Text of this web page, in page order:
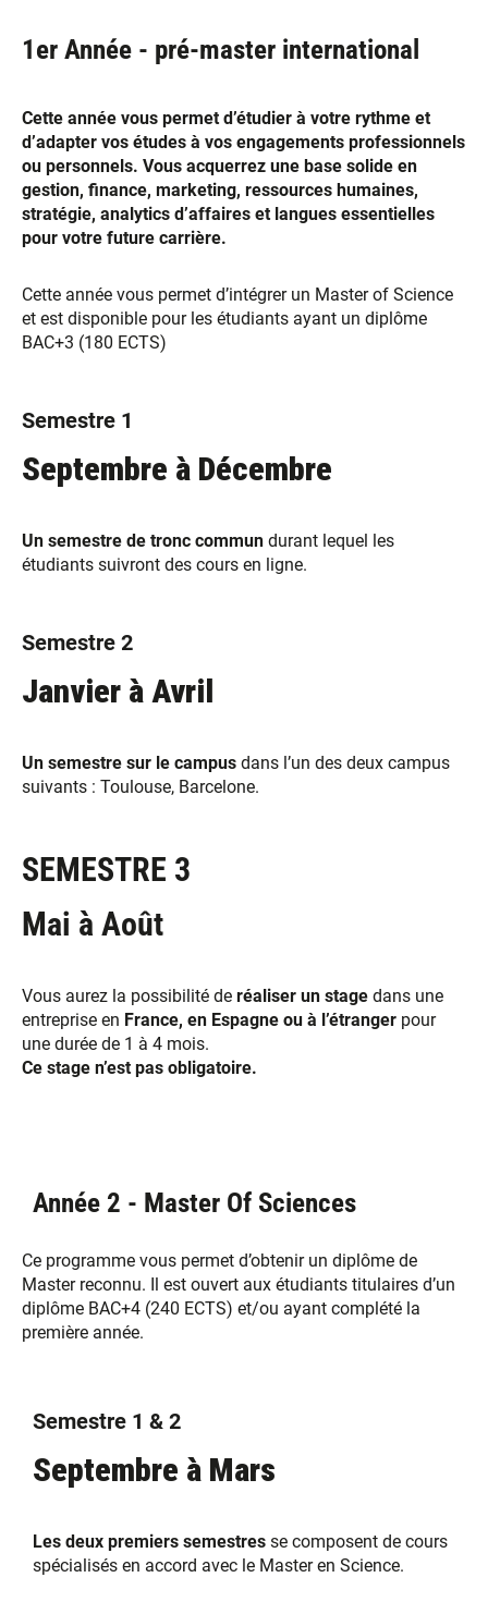
1er Année - pré-master international
Cette année vous permet d’étudier à votre rythme et
d’adapter vos études à vos engagements professionnels
ou personnels. Vous acquerrez une base solide en
gestion, finance, marketing, ressources humaines,
stratégie, analytics d’affaires et langues essentielles
pour votre future carrière.
Cette année vous permet d’intégrer un Master of Science
et est disponible pour les étudiants ayant un diplôme
BAC+3 (180 ECTS)
Semestre 1
Septembre à Décembre
Un semestre de tronc commun durant lequel les
étudiants suivront des cours en ligne.
Semestre 2
Janvier à Avril
Un semestre sur le campus dans l’un des deux campus
suivants : Toulouse, Barcelone.
SEMESTRE 3
Mai à Août
Vous aurez la possibilité de réaliser un stage dans une
entreprise en France, en Espagne ou à l’étranger pour
une durée de 1 à 4 mois.
Ce stage n’est pas obligatoire.
Année 2 - Master Of Sciences
Ce programme vous permet d’obtenir un diplôme de
Master reconnu. Il est ouvert aux étudiants titulaires d’un
diplôme BAC+4 (240 ECTS) et/ou ayant complété la
première année.
Semestre 1 & 2
Septembre à Mars
Les deux premiers semestres se composent de cours
spécialisés en accord avec le Master en Science.